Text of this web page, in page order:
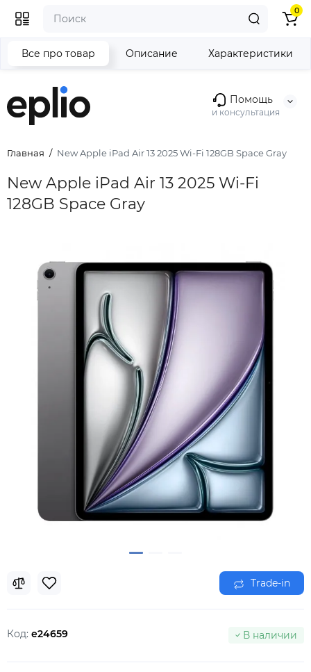
Помощь
и консультация
0
Главная New Apple iPad Air 13 2025 Wi-Fi 128GB Space Gray
New Apple iPad Air 13 2025 Wi-Fi
128GB Space Gray
Все про товар Описание Характеристики
Trade-in
Код: e24659 В наличии